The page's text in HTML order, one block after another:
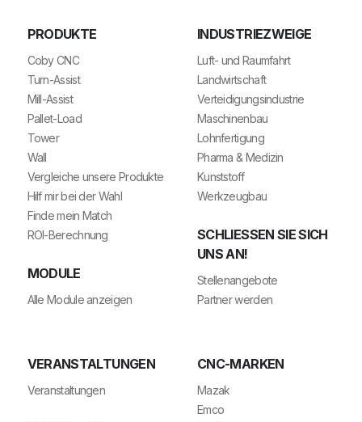
PRODUKTE
Coby CNC
Turn-Assist
Mill-Assist
Pallet-Load
Tower
Wall
Vergleiche unsere Produkte
Hilf mir bei der Wahl
Finde mein Match
ROI-Berechnung
MODULE
Alle Module anzeigen
INDUSTRIEZWEIGE
Luft- und Raumfahrt
Landwirtschaft
Verteidigungsindustrie
Maschinenbau
Lohnfertigung
Pharma & Medizin
Kunststoff
Werkzeugbau
SCHLIESSEN SIE SICH U
NS AN!
Stellenangebote
Partner werden
VERANSTALTUNGEN
Veranstaltungen
CNC-MARKEN
Mazak
Emco